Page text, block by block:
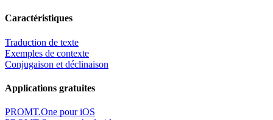
Caractéristiques
Traduction de texte
Exemples de contexte
Conjugaison et déclinaison
Applications gratuites
PROMT.One pour iOS